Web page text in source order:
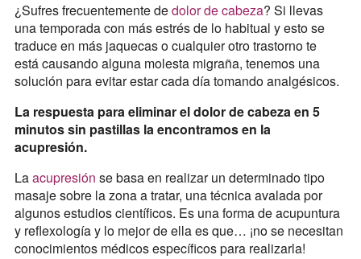
¿Sufres frecuentemente dedolor de cabeza? Si llevas
una temporada con más estrés de lo habitual y esto se
traduce en más jaquecas o cualquier otro trastorno te
está causando alguna molesta migraña, tenemos una
solución para evitar estar cada día tomando analgésicos.
La respuesta para eliminar el dolor de cabeza en 5
minutos sin pastillas la encontramos en la
acupresión.
Laacupresión se basa en realizar un determinado tipo
masaje sobre la zona a tratar, una técnica avalada por
algunos estudios científicos. Es una forma de acupuntura
y reflexología y lo mejor de ella es que… ¡no se necesitan
conocimientos médicos específicos para realizarla!